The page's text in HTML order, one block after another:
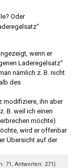
Oder
wenn er
Laderegelsatz“
nämlich z. B. nicht
des
modifiziere, ihn aber
B. weil ich einen
möchte)
wird er offenbar
Übersicht auf der
71, Antworten: 271)